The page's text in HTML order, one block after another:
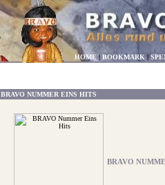
HOME | BOOKMARK |
BRAVO NUMMER EINS HITS
BRAVO